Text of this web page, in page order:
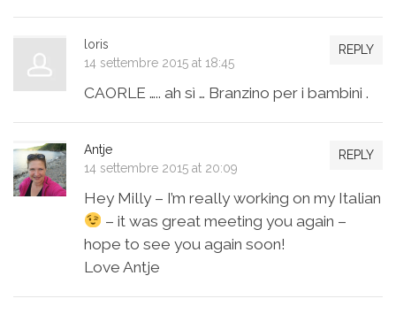
REPLY
loris
14 settembre 2015 at 18:45
CAORLE ….. ah sì … Branzino per i bambini .
REPLY
Antje
14 settembre 2015 at 20:09
Hey Milly – I’m really working on my Italian
– it was great meeting you again –
hope to see you again soon!
Love Antje